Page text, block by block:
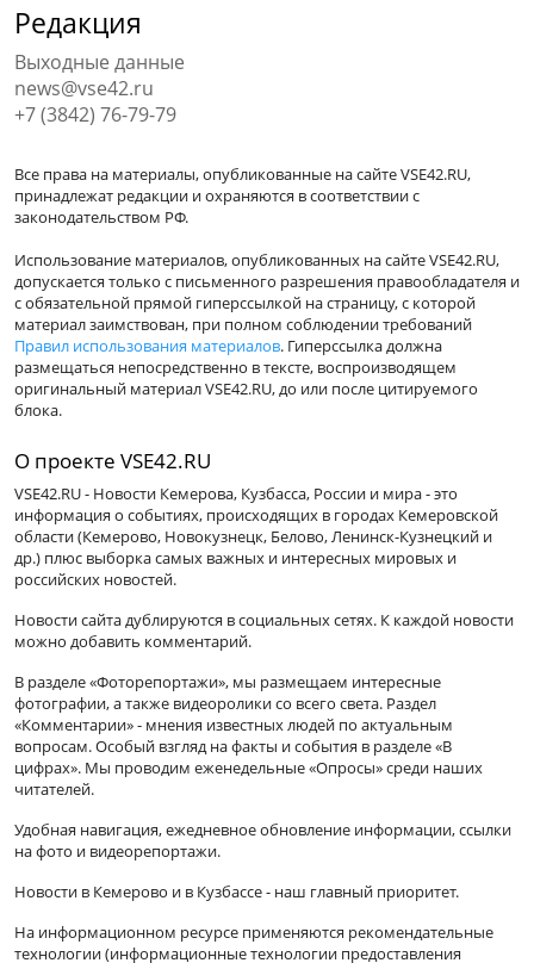
Редакция
Выходные данные
news@vse42.ru
+7 (3842) 76-79-79
Все права на материалы, опубликованные на сайте VSE42.RU,
принадлежат редакции и охраняются в соответствии с
законодательством РФ.
Использование материалов, опубликованных на сайте VSE42.RU,
допускается только с письменного разрешения правообладателя и
с обязательной прямой гиперссылкой на страницу, с которой
материал заимствован, при полном соблюдении требований
Правил использования материалов. Гиперссылка должна
размещаться непосредственно в тексте, воспроизводящем
оригинальный материал VSE42.RU, до или после цитируемого
блока.
О проекте VSE42.RU
VSE42.RU - Новости Кемерова, Кузбасса, России и мира - это
информация о событиях, происходящих в городах Кемеровской
области (Кемерово, Новокузнецк, Белово, Ленинск-Кузнецкий и
др.) плюс выборка самых важных и интересных мировых и
российских новостей.
Новости сайта дублируются в социальных сетях. К каждой новости
можно добавить комментарий.
В разделе «Фоторепортажи», мы размещаем интересные
фотографии, а также видеоролики со всего света. Раздел
«Комментарии» - мнения известных людей по актуальным
вопросам. Особый взгляд на факты и события в разделе «В
цифрах». Мы проводим еженедельные «Опросы» среди наших
читателей.
Удобная навигация, ежедневное обновление информации, ссылки
на фото и видеорепортажи.
Новости в Кемерово и в Кузбассе - наш главный приоритет.
На информационном ресурсе применяются рекомендательные
технологии (информационные технологии предоставления